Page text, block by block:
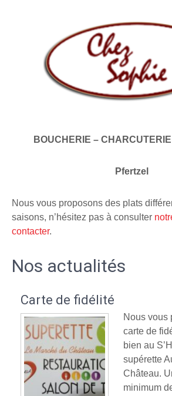
BOUCHERIE –
Pfertzel
Nous vous proposons des plats
saisons, n’hésitez pas à consulter
contacter.
Nos actualités
Carte de fidélité
Nous vous
carte de
bien au
supérette
Château.
minimum